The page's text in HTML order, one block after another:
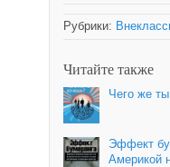
Рубрики:
Читайте также
Чего же
Эффект
Америкой